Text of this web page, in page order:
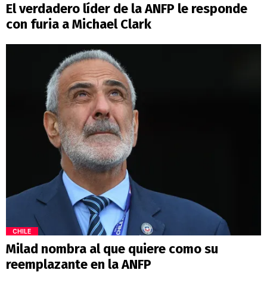
El verdadero líder de la ANFP le responde
con furia a Michael Clark
CHILE
Milad nombra al que quiere como su
reemplazante en la ANFP